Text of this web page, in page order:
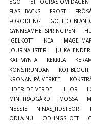
EGO
ETT.OGRÄS.OM.DAGEN
FLASHBACKS
FROST
FÖRODLING
GOTT O
GYNNSAMHETSPRINCIPEN
IGELKOTT
IKEA IMAGE
JOURNALISTER
KATTMYNTA
KEKKILÄ
KONSTRUNDAN
KOTIBLOGIT
KRONAN_PÅ_VERKET
LIDER_DE_VERDE
LILJOR
MIN TRÄDGÅRD
MOSSA
NESSIE
NINAS_TIDSTEORI
ODLA.NU
ODLINGSLOTT